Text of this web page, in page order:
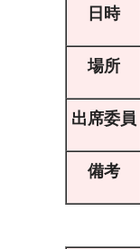
日時
場所
出席委員
備考